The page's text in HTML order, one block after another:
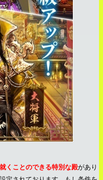
くことのできる特別な殿があり